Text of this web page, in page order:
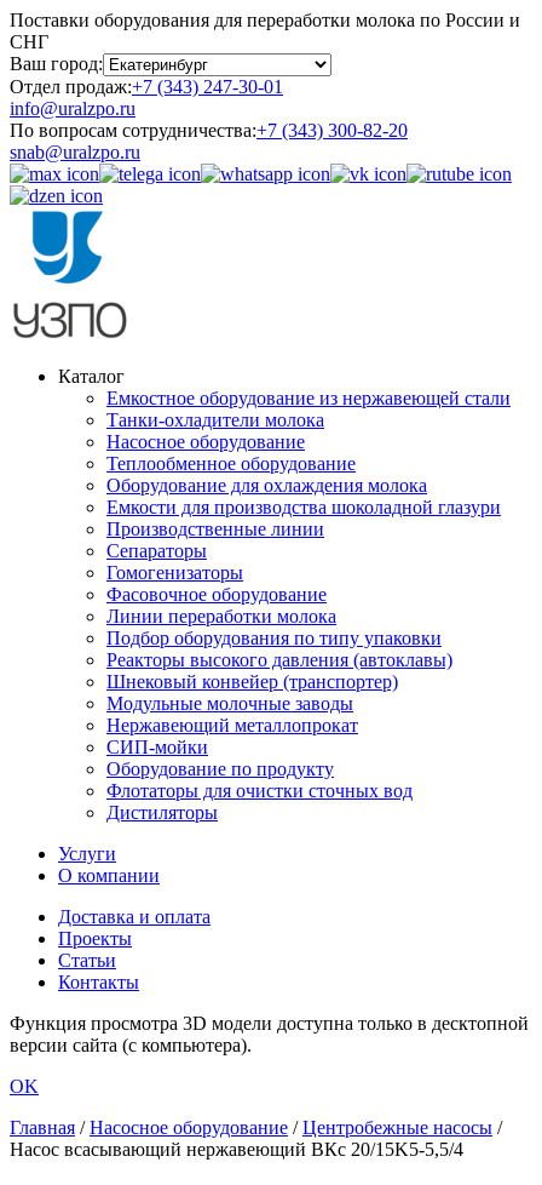
Поставки оборудования для переработки молока по России и
СНГ
Ваш город:
Отдел продаж:+7 (343) 247-30-01
info@uralzpo.ru
По вопросам сотрудничества:+7 (343) 300-82-20
snab@uralzpo.ru
Каталог
Емкостное оборудование из нержавеющей стали
Танки-охладители молока
Насосное оборудование
Теплообменное оборудование
Оборудование для охлаждения молока
Емкости для производства шоколадной глазури
Производственные линии
Сепараторы
Гомогенизаторы
Фасовочное оборудование
Линии переработки молока
Подбор оборудования по типу упаковки
Реакторы высокого давления (автоклавы)
Шнековый конвейер (транспортер)
Модульные молочные заводы
Нержавеющий металлопрокат
СИП-мойки
Оборудование по продукту
Флотаторы для очистки сточных вод
Дистиляторы
Услуги
О компании
Доставка и оплата
Проекты
Статьи
Контакты
Функция просмотра 3D модели доступна только в десктопной
версии сайта (с компьютера).
OK
Главная /Насосное оборудование /Центробежные насосы /
Насос всасывающий нержавеющий ВКс 20/15K5-5,5/4